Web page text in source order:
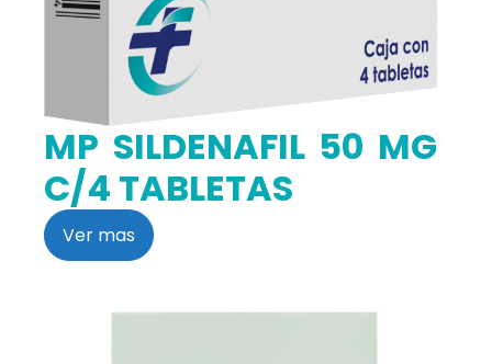
MP SILDENAFIL 50 MG
C/4 TABLETAS
Ver mas